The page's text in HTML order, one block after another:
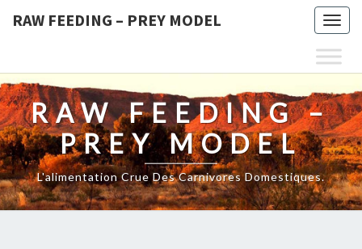
RAW FEEDING – PREY MODEL
RAW FEEDING –
PREY MODEL
L'alimentation Crue Des Carnivores Domestiques.